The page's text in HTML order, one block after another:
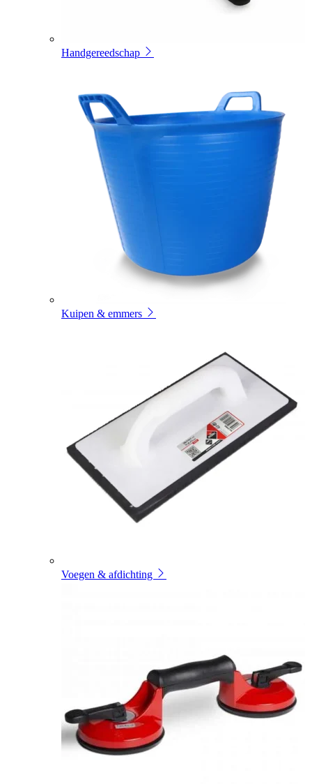
Handgereedschap
Kuipen & emmers
Voegen & afdichting